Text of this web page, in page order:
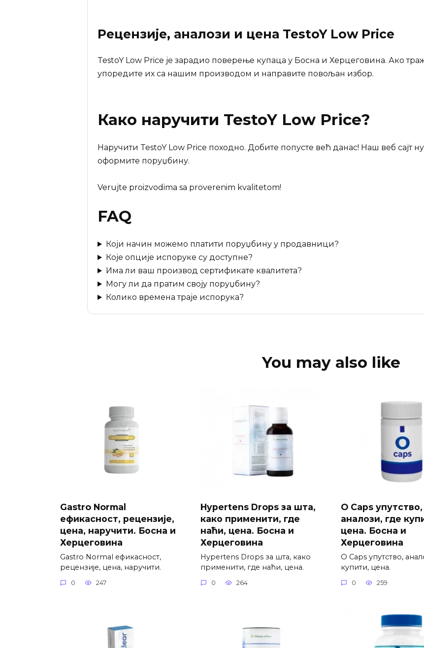
Рецензије, аналози и цена TestoY Low Price
TestoY Low Price је зарадио поверење купаца у Босна и Херцеговина. Ако
упоредите их са нашим производом и направите повољан избор.
Како наручити TestoY Low Price?
Наручити TestoY Low Price походно. Добите попусте већ данас! Наш веб сајт
оформите поруџбину.
Verujte proizvodima sa proverenim kvalitetom!
FAQ
Који начин можемо платити поруџбину у продавници?
Које опције испоруке су доступне?
Има ли ваш производ сертификате квалитета?
Могу ли да пратим своју поруџбину?
Колико времена траје испорука?
You may also like
Gastro Normal
ефикасност, рецензије,
цена, наручити. Босна и
Херцеговина
Gastro Normal ефикасност,
рецензије, цена, наручити.
0 247
Hypertens Drops за шта,
како применити, где
наћи, цена. Босна и
Херцеговина
Hypertens Drops за шта, како
применити, где наћи, цена.
0 264
O Caps упутство,
аналози, где
цена. Босна и
Херцеговина
O Caps упутство,
купити, цена.
0 259